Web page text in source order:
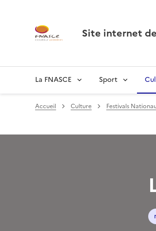
Site internet de
La FNASCE Sport
Accueil Culture Festivals